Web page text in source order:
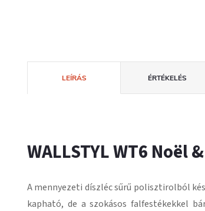
LEÍRÁS ÉRTÉKELÉS
WALLSTYL WT6 Noël
A mennyezeti díszlécsűrű polisztirolból
kapható, de a szokásos falfestékekkel